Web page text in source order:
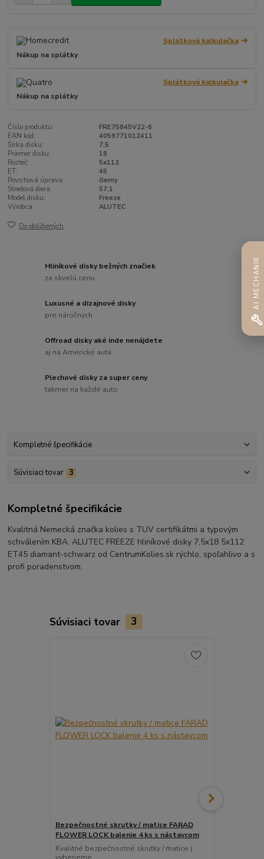
Splátková kalkulačka
Nákup na splátky
Splátková kalkulačka
Nákup na splátky
Číslo produktu:
FRE75845V22-6
EAN kód:
4059771012411
Šírka disku:
7,5
Priemer disku:
18
Rozteč:
5x112
ET:
45
Povrchová úprava:
čierny
Stredová diera:
57,1
Model disku:
Freeze
Výrobca:
ALUTEC
Do obľúbených
Hliníkové disky bežných značiek
za skvelú cenu
Luxusné a dizajnové disky
pre náročných
Offroad disky aké inde nenájdete
aj na Americké autá
Plechové disky za super ceny
takmer na každé auto
Kompletné špecifikácie
Súvisiaci tovar 3
Kompletné špecifikácie
Kvalitná Nemecká značka kolies s TUV certifikátmi a typovým
schválením KBA. ALUTEC FREEZE hliníkové disky 7,5x18 5x112
ET45 diamant-schwarz od CentrumKolies.sk rýchlo, spoľahlivo a s
profi poradenstvom.
Súvisiaci tovar 3
Bezpečnostné skrutky / matice FARAD
FLOWER LOCK balenie 4 ks s nástavcom
Kvalitné bezpečnostné skrutky / matice (
AI MECHANIK